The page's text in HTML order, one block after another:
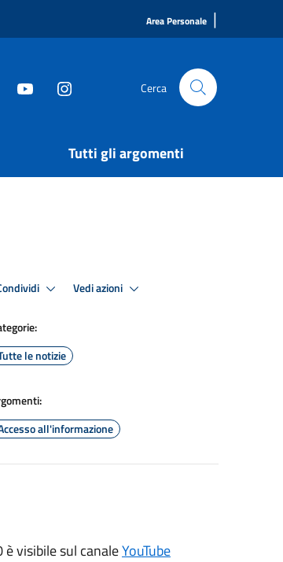
Area Personale |
Cerca
Tutti gli argomenti
Vedi azioni
le notizie
all'informazione
visibile sul canaleYouTube